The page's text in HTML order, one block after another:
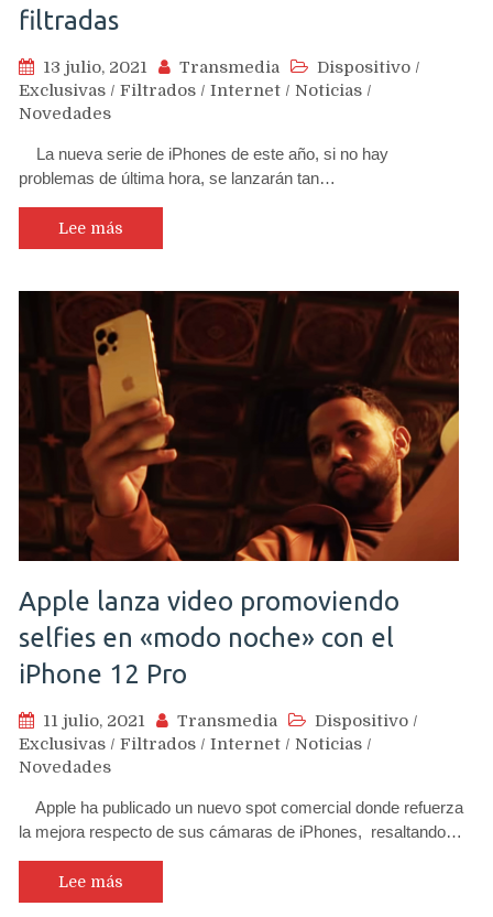
filtradas
13 julio, 2021 Transmedia Dispositivo /
Exclusivas / Filtrados / Internet / Noticias /
Novedades
La nueva serie de iPhones de este año, si no hay
problemas de última hora, se lanzarán tan…
Lee más
Apple lanza video promoviendo
selfies en «modo noche» con el
iPhone 12 Pro
11 julio, 2021 Transmedia Dispositivo /
Exclusivas / Filtrados / Internet / Noticias /
Novedades
Apple ha publicado un nuevo spot comercial donde refuerza
la mejora respecto de sus cámaras de iPhones, resaltando…
Lee más